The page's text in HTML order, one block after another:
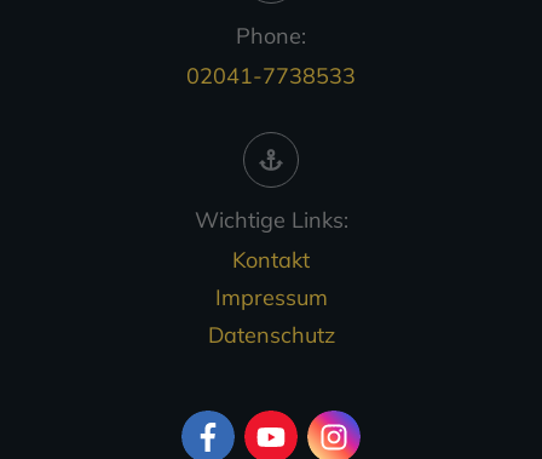
Phone:
02041-7738533
Wichtige Links:
Kontakt
Impressum
Datenschutz